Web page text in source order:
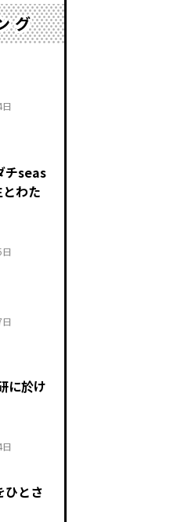
グ
チseas
わた
に於け
ひとさ